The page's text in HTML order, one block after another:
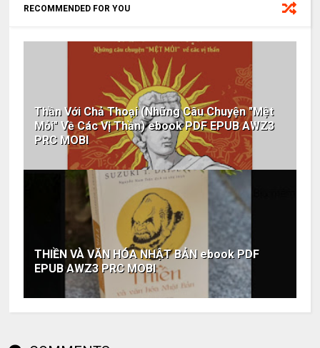
RECOMMENDED FOR YOU
Thần Với Chả Thoại (Những Câu Chuyện "Mệt
Mỏi" Về Các Vị Thần) ebook PDF EPUB AWZ3
PRC MOBI
THIỀN VÀ VĂN HÓA NHẬT BẢN ebook PDF
EPUB AWZ3 PRC MOBI